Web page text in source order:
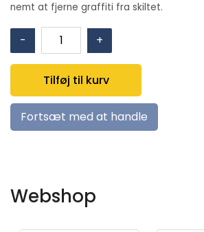
nemt at fjerne graffiti fra skiltet.
-
-
Kalender
Vendbar
2
antal
+
Tilføj til kurv
Fortsæt med at handle
Webshop